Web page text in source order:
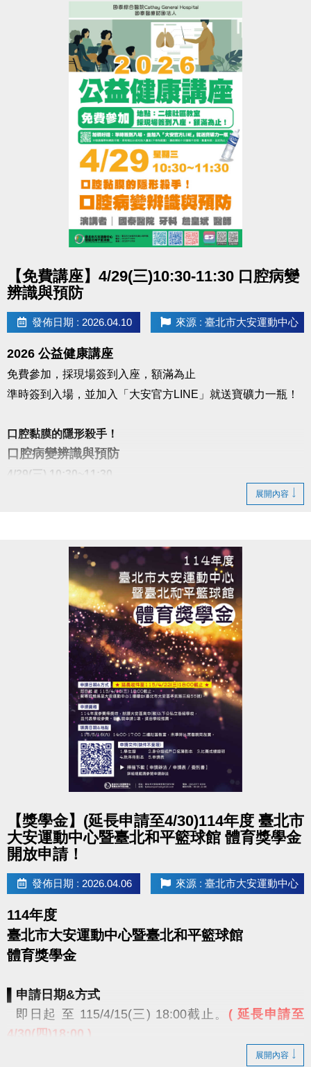
後續場地開放相關資訊，請以官網及現場最新公告為
造成不便 敬請見諒
【免費講座】4/29(三)10:30-11:30 口腔病變
辨識與預防
發佈日期 : 2026.04.10 來源 : 臺北市大安運動中心
2026 公益健康講座
免費參加，採現場簽到入座，額滿為止
準時簽到入場，並加入「大安官方LINE」就送寶礦力一瓶！
口腔黏膜的隱形殺手！
口腔病變辨識與預防
4/29(三) 10:30~11:30
※加碼好禮規範：須現場出示成功加入畫面，講座開始十分
鐘後不受理，敬請準時報到！寶礦力於講座結束後發放，數
量有限，送完為止。
國泰綜合醫院Cathay General Hospital
國泰醫療財團法人
展開內容
【獎學金】(延長申請至4/30)114年度 臺北市
大安運動中心暨臺北和平籃球館 體育獎學金
開放申請！
發佈日期 : 2026.04.06 來源 : 臺北市大安運動中心
114年度
臺北市大安運動中心暨臺北和平籃球館
體育獎學金
▌申請日期&方式
即日起 至 115/4/15(三) 18:00截止。 ( 延長申請至
4/30(四)18:00 )
郵寄或親送至大安運動中心1樓櫃台(臺北市大安區辛
展開內容